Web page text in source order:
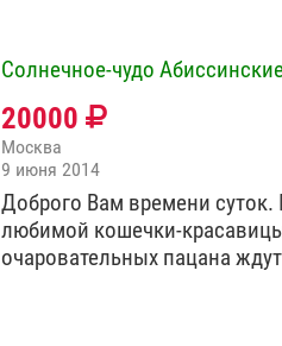
Солнечное-чудо
20000
Москва
9 июня 2014
Доброго Вам времени суток.
любимой кошечки-
очаровательных пацана